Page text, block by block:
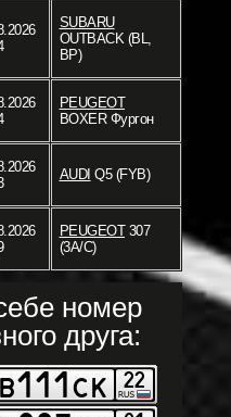
SUBARU
OUTBACK (BL,
BP)
PEUGEOT
BOXER Фургон
AUDI Q5 (FYB)
PEUGEOT307
(3A/C)
номер
друга: